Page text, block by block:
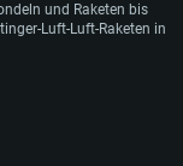
GeForce GTX
Nvidia für Mac. Die
Support
(nicht älter als 6
(nicht älter als 6
720p mit Vulkan
und Raketen bis
Luft-Luft-Raketen in